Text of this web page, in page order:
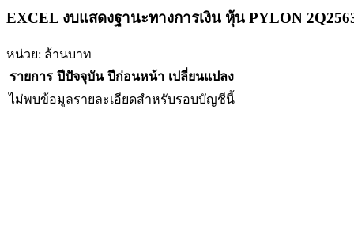
EXCEL งบแสดงฐานะทางการเงิน หุ้น PYLON
หน่วย: ล้านบาท
รายการ ปีปัจจุบัน ปีก่อนหน้า เปลี่ยนแปลง
ไม่พบข้อมูลรายละเอียดสำหรับรอบบัญชีนี้